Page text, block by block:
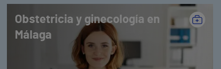
Obstetricia y ginecología en
Málaga